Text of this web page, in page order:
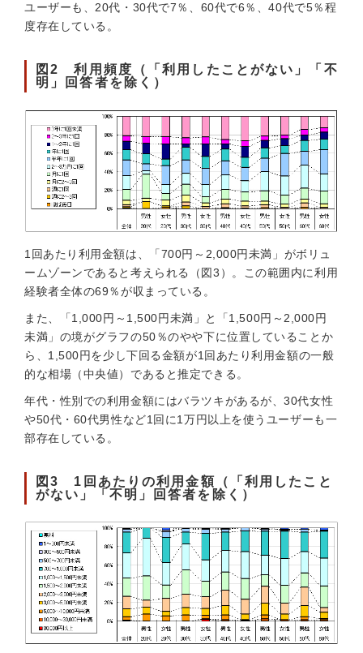
ユーザーも、20代・30代で7％、60代で6％、40代で5％程
度存在している。
図2 利用頻度（「利用したことがない」「不
明」回答者を除く）
1回あたり利用金額は、「700円～2,000円未満」がボリュ
ームゾーンであると考えられる（図3）。この範囲内に利用
経験者全体の69％が収まっている。
また、「1,000円～1,500円未満」と「1,500円～2,000円
未満」の境がグラフの50％のやや下に位置していることか
ら、1,500円を少し下回る金額が1回あたり利用金額の一般
的な相場（中央値）であると推定できる。
年代・性別での利用金額にはバラツキがあるが、30代女性
や50代・60代男性など1回に1万円以上を使うユーザーも一
部存在している。
図3 1回あたりの利用金額（「利用したこと
がない」「不明」回答者を除く）